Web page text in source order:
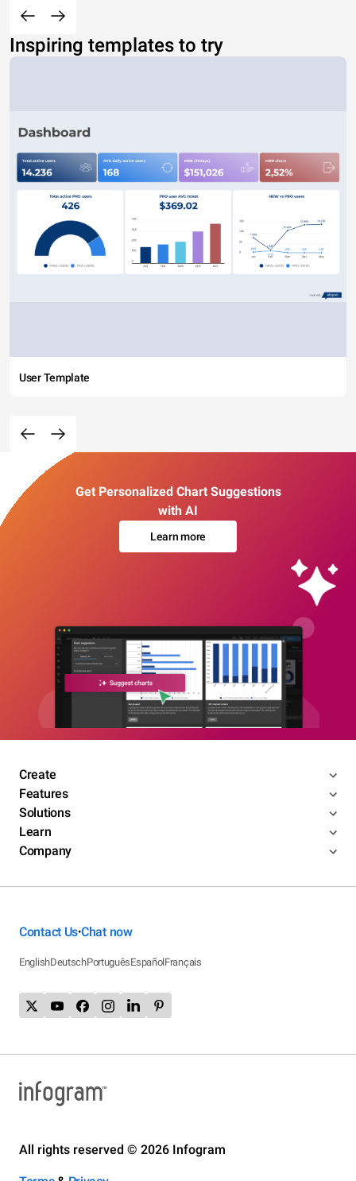
Inspiring templates to try
User Template
Get Personalized Chart Suggestions
with AI
Learn more
Create
Features
Solutions
Learn
Company
Contact Us•Chat now
EnglishDeutschPortuguêsEspañolFrançais
All rights reserved © 2026 Infogram